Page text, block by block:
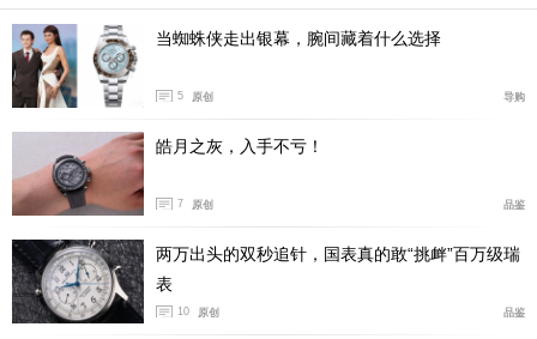
泰格豪雅传承总监Nicholas Biebuyck表示：“史蒂夫·
当蜘蛛侠走出银幕，腕间藏着什么选择
5 原创 导购
皓月之灰，入手不亏！
7 原创 品鉴
两万出头的双秒追针，国表真的敢“挑衅”百万级瑞
表
10 原创 品鉴